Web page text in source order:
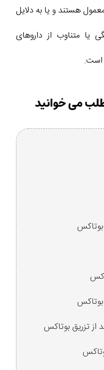
هستند و یا به دلایل
یا متناوب از داروهای
است.
بوتاکس
از تزریق بوتاکس